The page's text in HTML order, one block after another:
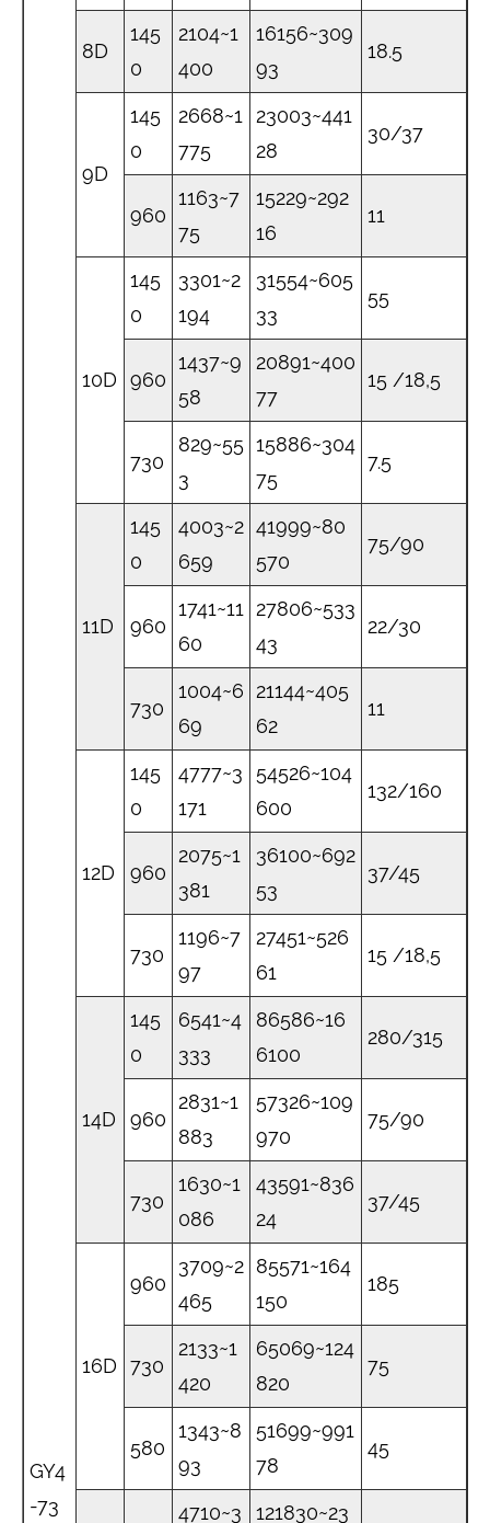
GY4
-73
8D
145
0
2104~1
400
16156~309
93
18.5
9D
145
0
2668~1
775
23003~441
28
30/37
960
1163~7
75
15229~292
16
11
10D
145
0
3301~2
194
31554~605
33
55
960
1437~9
58
20891~400
77
15 /18,5
730
829~55
3
15886~304
75
7.5
11D
145
0
4003~2
659
41999~80
570
75/90
960
1741~11
60
27806~533
43
22/30
730
1004~6
69
21144~405
62
11
12D
145
0
4777~3
171
54526~104
600
132/160
960
2075~1
381
36100~692
53
37/45
730
1196~7
97
27451~526
61
15 /18,5
14D
145
0
6541~4
333
86586~16
6100
280/315
960
2831~1
883
57326~109
970
75/90
730
1630~1
086
43591~836
24
37/45
16D
960
3709~2
465
85571~164
150
185
730
2133~1
420
65069~124
820
75
580
1343~8
93
51699~991
78
45
4710~3 121830~23